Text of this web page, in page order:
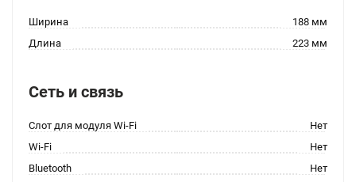
Ширина
188 мм
Длина
223 мм
Сеть и связь
Слот для модуля Wi-Fi
Нет
Wi-Fi
Нет
Bluetooth
Нет